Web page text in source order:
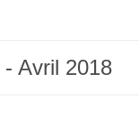
Avril 2018